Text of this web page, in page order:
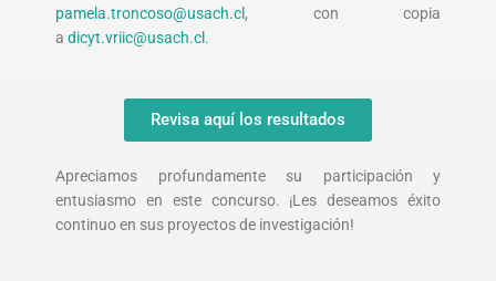
pamela.troncoso@usach.cl , con copia
a dicyt.vriic@usach.cl .
Revisa aquí los resultados
Apreciamos profundamente su participación y
entusiasmo en este concurso. ¡Les deseamos éxito
continuo en sus proyectos de investigación!